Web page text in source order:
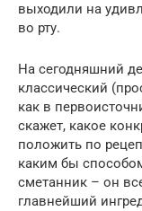
выходили на
во рту.
На сегодняшний
классический
как в
скажет, какое
положить по
каким бы
сметанник – он
главнейший